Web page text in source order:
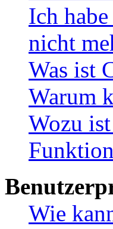
Ich
nicht
Was ist
Warum
Wozu
Wie